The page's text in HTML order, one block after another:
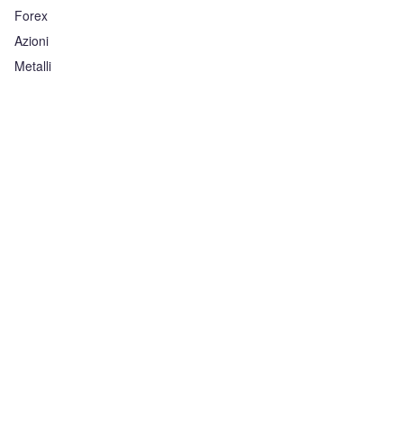
Forex
Azioni
Metalli